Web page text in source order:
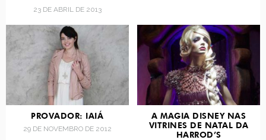
23 DE ABRIL DE 2013
PROVADOR: IAIÁ
29 DE NOVEMBRO DE 2012
A MAGIA DISNEY NAS
VITRINES DE NATAL DA
HARROD’S